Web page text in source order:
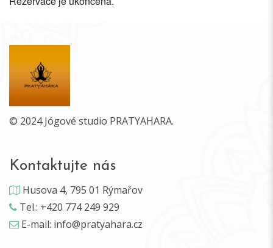
© 2024 Jógové studio PRATYAHARA.
Kontaktujte nás
Husova 4, 795 01 Rýmařov
Tel.: +420 774 249 929
E-mail: info@pratyahara.cz